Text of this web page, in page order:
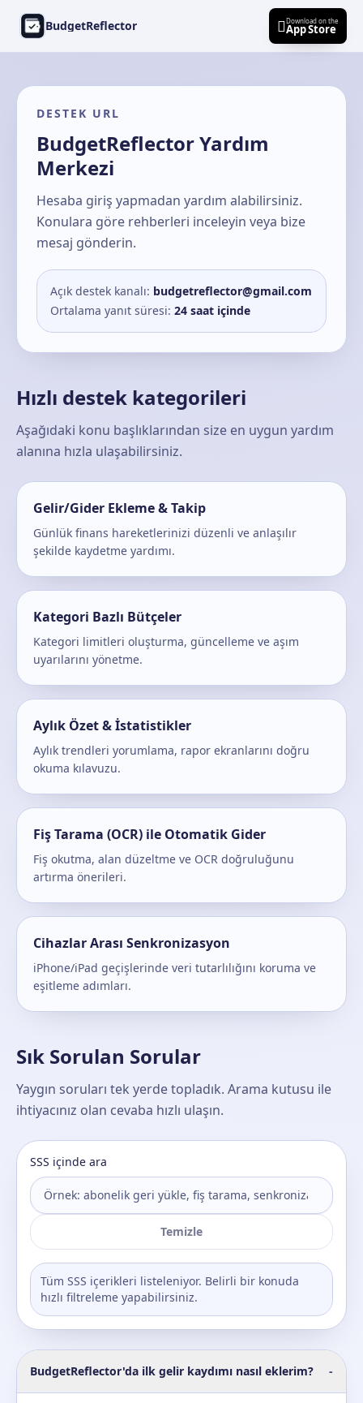
Ana içeriğe geç
BudgetReflector Download on the
App Store
DESTEK URL
BudgetReflector Yardım
Merkezi
Hesaba giriş yapmadan yardım alabilirsiniz.
Konulara göre rehberleri inceleyin veya bize
mesaj gönderin.
Açık destek kanalı: budgetreflector@gmail.com
Ortalama yanıt süresi: 24 saat içinde
Hızlı destek kategorileri
Aşağıdaki konu başlıklarından size en uygun yardım
alanına hızla ulaşabilirsiniz.
Gelir/Gider Ekleme & Takip
Günlük finans hareketlerinizi düzenli ve anlaşılır
şekilde kaydetme yardımı.
Kategori Bazlı Bütçeler
Kategori limitleri oluşturma, güncelleme ve aşım
uyarılarını yönetme.
Aylık Özet & İstatistikler
Aylık trendleri yorumlama, rapor ekranlarını doğru
okuma kılavuzu.
Fiş Tarama (OCR) ile Otomatik Gider
Fiş okutma, alan düzeltme ve OCR doğruluğunu
artırma önerileri.
Cihazlar Arası Senkronizasyon
iPhone/iPad geçişlerinde veri tutarlılığını koruma ve
eşitleme adımları.
Sık Sorulan Sorular
Yaygın soruları tek yerde topladık. Arama kutusu ile
ihtiyacınız olan cevaba hızlı ulaşın.
SSS içinde ara
Temizle
Tüm SSS içerikleri listeleniyor. Belirli bir konuda
hızlı filtreleme yapabilirsiniz.
BudgetReflector'da ilk gelir kaydımı nasıl eklerim? -